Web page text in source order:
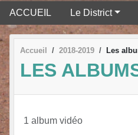
ACCUEIL Le District
Accueil 2018-2019 Les
LES
1 album vidéo